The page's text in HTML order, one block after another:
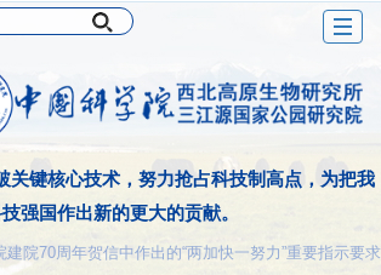
关键核心技术，努力抢占科技制高点，为把我
强国作出新的更大的贡献。
院70周年贺信中作出的“两加快一努力”重要指示要求